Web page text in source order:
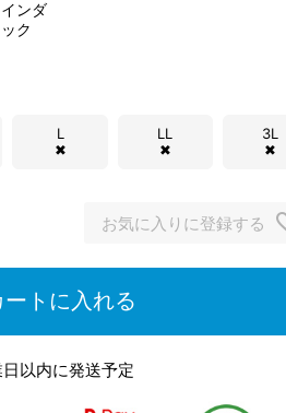
ンダ
ク
L
✖
LL
✖
3L
✖
お気に入りに登録する
ートに入れる
以内に発送予定